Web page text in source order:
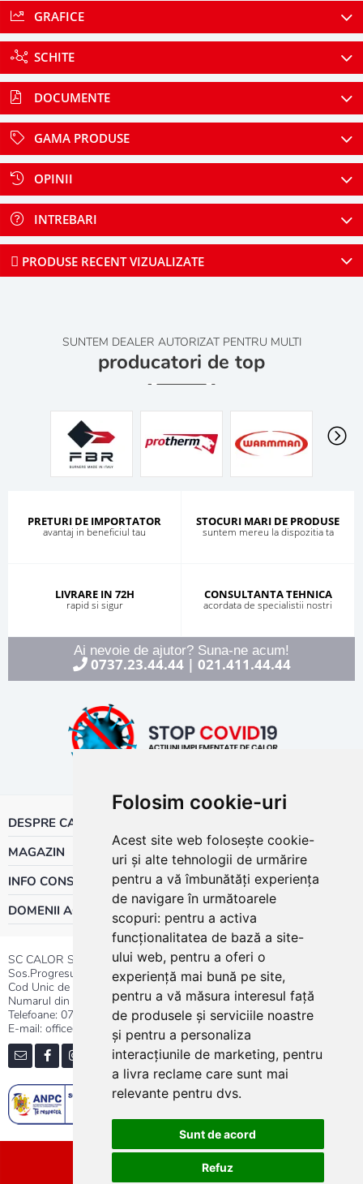
Folosim cookie-uri
Acest site web folosește cookie-
uri și alte tehnologii de urmărire
pentru a vă îmbunătăți experiența
de navigare în următoarele
scopuri: pentru a activa
funcționalitatea de bază a site-
ului web, pentru a oferi o
experiență mai bună pe site,
pentru a vă măsura interesul față
de produsele și serviciile noastre
și pentru a personaliza
interacțiunile de marketing, pentru
a livra reclame care sunt mai
relevante pentru dvs.
Sunt de acord
Refuz
GRAFICE
SCHITE
DOCUMENTE
GAMA PRODUSE
OPINII
INTREBARI
PRODUSE RECENT VIZUALIZATE
SUNTEM DEALER AUTORIZAT PENTRU MULTI
producatori de top
PRETURI DE IMPORTATOR
avantaj in beneficiul tau
STOCURI MARI DE PRODUSE
suntem mereu la dispozitia ta
LIVRARE IN 72H
rapid si sigur
CONSULTANTA TEHNICA
acordata de specialistii nostri
Ai nevoie de ajutor? Suna-ne acum!
0737.23.44.44| 021.411.44.44
DESPRE CALOR
MAGAZIN
INFO CONSUMATOR
DOMENII ACTIVITATE
SC CALOR SRL
Sos.Progresului nr.30-40, Sector 5, Bucuresti
Cod Unic de Inregistrare: RO 3004724
Numarul din Registrul Comertului:J40/13176/1991
Telefoane: 0737.23.44.44|021.411.44.44
E-mail: office@calor.ro